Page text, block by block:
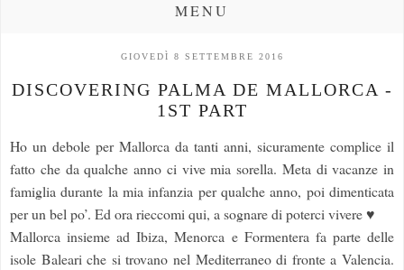
MENU
GIOVEDÌ 8 SETTEMBRE 2016
DISCOVERING PALMA DE MALLORCA -
1ST PART
Ho un debole per Mallorca da tanti anni, sicuramente complice il
fatto che da qualche anno ci vive mia sorella. Meta di vacanze in
famiglia durante la mia infanzia per qualche anno, poi dimenticata
per un bel po’. Ed ora rieccomi qui, a sognare di poterci vivere ♥
Mallorca insieme ad Ibiza, Menorca e Formentera fa parte delle
isole Baleari che si trovano nel Mediterraneo di fronte a Valencia.